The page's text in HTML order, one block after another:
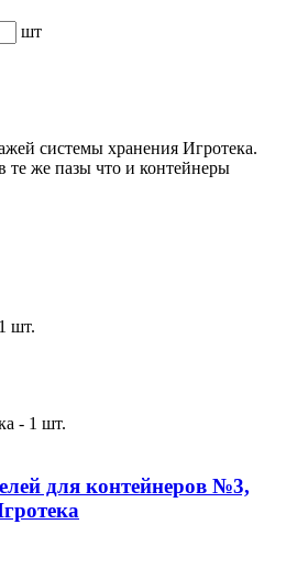
шт
системы хранения Игротека.
те же пазы что и контейнеры
шт.
- 1 шт.
для контейнеров №3,